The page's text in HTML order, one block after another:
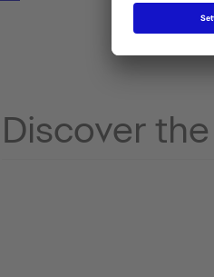
Discover